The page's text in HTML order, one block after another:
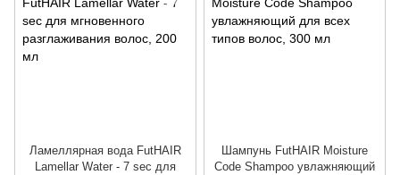
Ламеллярная вода FutHAIR
Lamellar Water - 7 sec для
Шампунь FutHAIR Moisture
Code Shampoo увлажняющий